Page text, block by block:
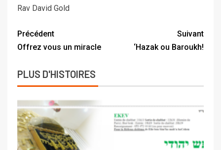
Rav David Gold
Précédent
Offrez vous un miracle
Suivant
‘Hazak ou Baroukh!
PLUS D'HISTOIRES